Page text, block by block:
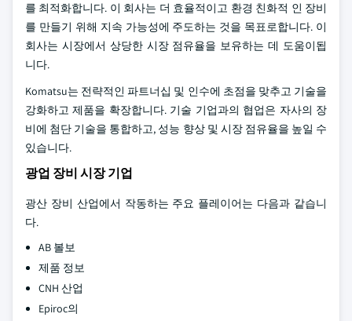
를 최적화합니다. 이 회사는 더 효율적이고 환경 친화적 인 장비
를 만들기 위해 지속 가능성에 주도하는 것을 목표로합니다. 이
회사는 시장에서 상당한 시장 점유율을 보유하는 데 도움이됩
니다.
Komatsu는 전략적인 파트너십 및 인수에 초점을 맞추고 기술을
강화하고 제품을 확장합니다. 기술 기업과의 협업은 자사의 장
비에 첨단 기술을 통합하고, 성능 향상 및 시장 점유율을 높일 수
있습니다.
광업 장비 시장 기업
광산 장비 산업에서 작동하는 주요 플레이어는 다음과 같습니
다.
AB 볼보
제품 정보
CNH 산업
Epiroc의